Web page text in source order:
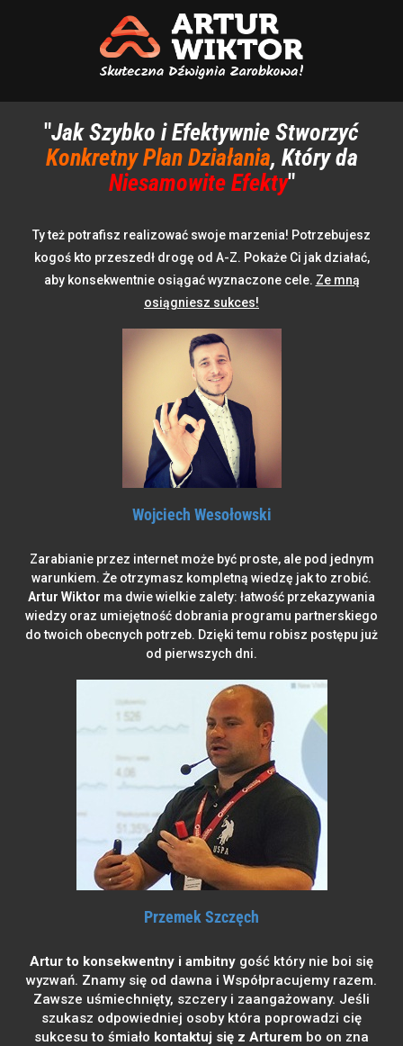
"Jak Szybko i Efektywnie Stworzyć
Konkretny Plan Działania, Który da
Niesamowite Efekty"
Ty też potrafisz realizować swoje marzenia! Potrzebujesz
kogoś kto przeszedł drogę od A-Z. Pokaże Ci jak działać,
aby konsekwentnie osiągać wyznaczone cele. Ze mną
osiągniesz sukces!
Wojciech Wesołowski
Zarabianie przez internet może być proste, ale pod jednym
warunkiem. Że otrzymasz kompletną wiedzę jak to zrobić.
Artur Wiktor ma dwie wielkie zalety: łatwość przekazywania
wiedzy oraz umiejętność dobrania programu partnerskiego
do twoich obecnych potrzeb. Dzięki temu robisz postępu już
od pierwszych dni.
Przemek Szczęch
Artur to konsekwentny i ambitny gość który nie boi się
wyzwań. Znamy się od dawna i Współpracujemy razem.
Zawsze uśmiechnięty, szczery i zaangażowany. Jeśli
szukasz odpowiedniej osoby która poprowadzi cię
sukcesu to śmiało kontaktuj się z Arturem bo on zna